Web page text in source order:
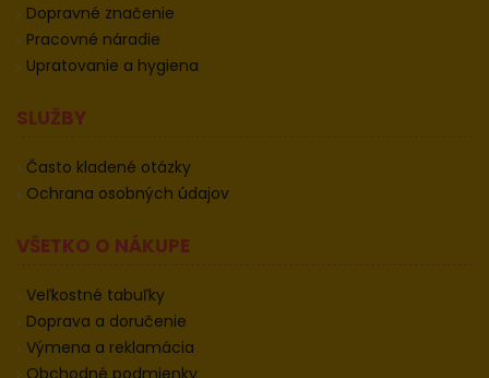
Dopravné značenie
Pracovné náradie
Upratovanie a hygiena
SLUŽBY
Často kladené otázky
Ochrana osobných údajov
VŠETKO O NÁKUPE
Veľkostné tabuľky
Doprava a doručenie
Výmena a reklamácia